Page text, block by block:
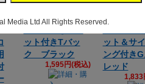
Media Ltd All Rights Reserved.
光沢ストレッチ
ット付きTバッ
ク ブラック
1,595円(税込)
2wayスト
ット＆サ
ング付き
レッド
1,833